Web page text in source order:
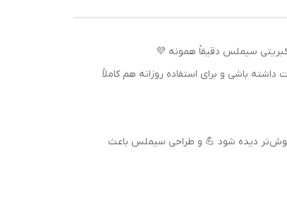
کبریتی سیملس دقیقاً همونه 💜
باشی و برای استفاده روزانه هم کاملاً
دیده شود 💪 و طراحی سیملس باعث